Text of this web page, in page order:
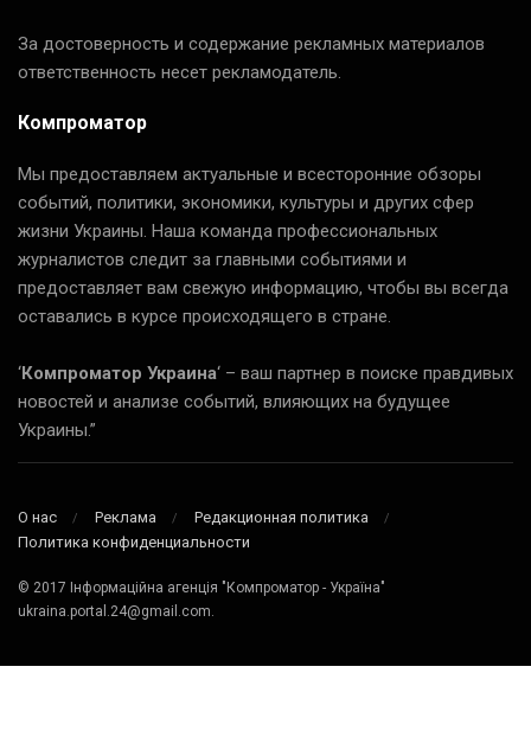
За достоверность и содержание рекламных материалов
ответственность несет рекламодатель.
Компроматор
Мы предоставляем актуальные и всесторонние обзоры
событий, политики, экономики, культуры и других сфер
жизни Украины. Наша команда профессиональных
журналистов следит за главными событиями и
предоставляет вам свежую информацию, чтобы вы всегда
оставались в курсе происходящего в стране.
‘Компроматор Украина‘ – ваш партнер в поиске правдивых
новостей и анализе событий, влияющих на будущее
Украины.”
О нас Реклама
Редакционная политика
Политика конфиденциальности
© 2017 Інформаційна агенція "Компроматор - Україна"
ukraina.portal.24@gmail.com.